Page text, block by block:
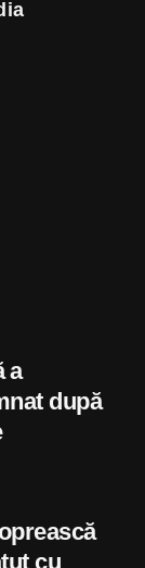
a
după
cu